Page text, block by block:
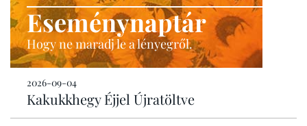
Eseménynaptár
Hogy ne maradj le a lényegről.
2026-09-04
Kakukkhegy Éjjel Újratöltve